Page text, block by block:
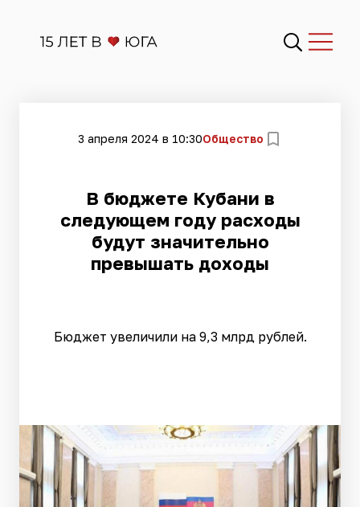
3 апреля 2024 в 10:30Общество
В бюджете Кубани в
следующем году расходы
будут значительно
превышать доходы
Бюджет увеличили на 9,3 млрд рублей.